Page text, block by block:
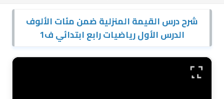
شرح درس القيمة المنزلية ضمن مئات الألوف
الدرس الأول رياضيات رابع ابتدائي ف1